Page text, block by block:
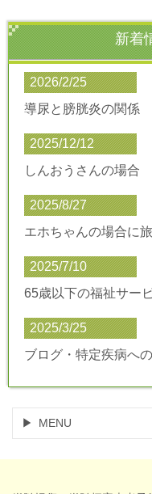
新着
2026/2/25
導尿と膀胱炎の関係
2025/12/12
しんおうさんの場合
2025/8/27
エホちゃんの場合に
2025/7/10
65歳以下の福祉サー
2025/3/25
ブログ・特定疾病へ
MENU